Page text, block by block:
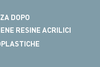
DOPO
RESINE ACRILICI